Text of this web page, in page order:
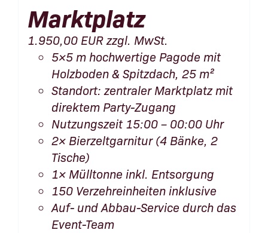
Marktplatz
1.950,00 EURzzgl. MwSt.
5×5 m hochwertige Pagode mit
Holzboden & Spitzdach, 25 m²
Standort: zentraler Marktplatz mit
direktem Party-Zugang
Nutzungszeit 15:00 – 00:00 Uhr
2× Bierzeltgarnitur (4 Bänke, 2
Tische)
1× Mülltonne inkl. Entsorgung
150 Verzehreinheiten inklusive
Auf- und Abbau-Service durch das
Event-Team